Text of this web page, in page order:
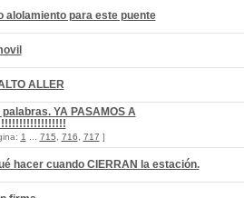
alolamiento para este puente
ALLER
YA PASAMOS A
1 715 716 717 ]
hacer cuando CIERRAN la estación.